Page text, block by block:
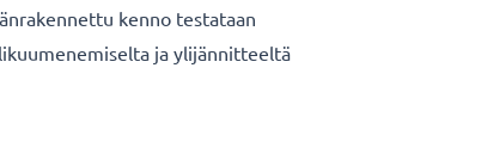
kenno testataan
ja ylijännitteeltä